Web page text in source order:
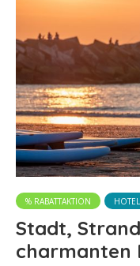
% RABATTAKTION
Stadt,
charmanten